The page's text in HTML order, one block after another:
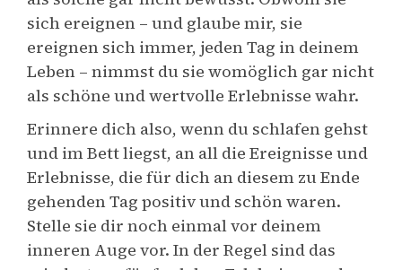
sich ereignen – und glaube mir, sie
ereignen sich immer, jeden Tag in deinem
Leben – nimmst du sie womöglich gar nicht
als schöne und wertvolle Erlebnisse wahr.
Erinnere dich also, wenn du schlafen gehst
und im Bett liegst, an all die Ereignisse und
Erlebnisse, die für dich an diesem zu Ende
gehenden Tag positiv und schön waren.
Stelle sie dir noch einmal vor deinem
inneren Auge vor. In der Regel sind das